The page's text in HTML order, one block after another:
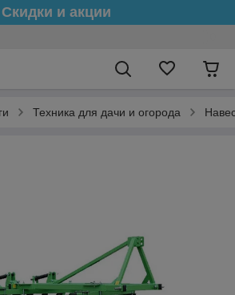
Скидки и акции
Техника для дачи и огорода